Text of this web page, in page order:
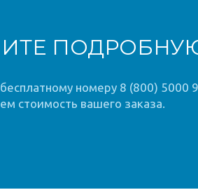
номеру 8 (800) 5000
стоимость вашего заказа.